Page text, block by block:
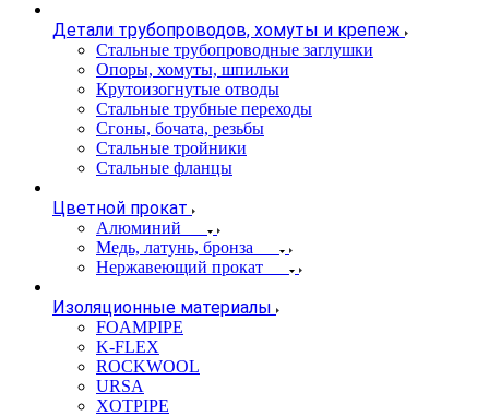
Детали трубопроводов, хомуты и крепеж
Стальные трубопроводные заглушки
Опоры, хомуты, шпильки
Крутоизогнутые отводы
Стальные трубные переходы
Сгоны, бочата, резьбы
Стальные тройники
Стальные фланцы
Цветной прокат
Алюминий
Медь, латунь, бронза
Нержавеющий прокат
Изоляционные материалы
FOAMPIPE
K-FLEX
ROCKWOOL
URSA
XOTPIPE